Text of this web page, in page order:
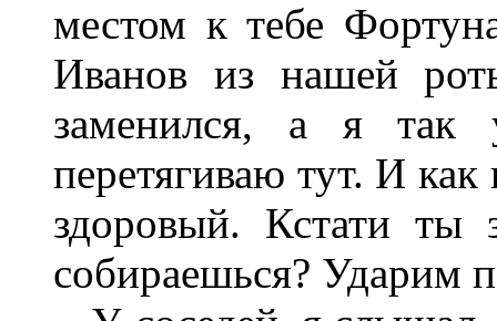
местом к тебе
Иванов из нашей
заменился, а я так
перетягиваю тут. И
здоровый. Кстати ты
собираешься? Ударим